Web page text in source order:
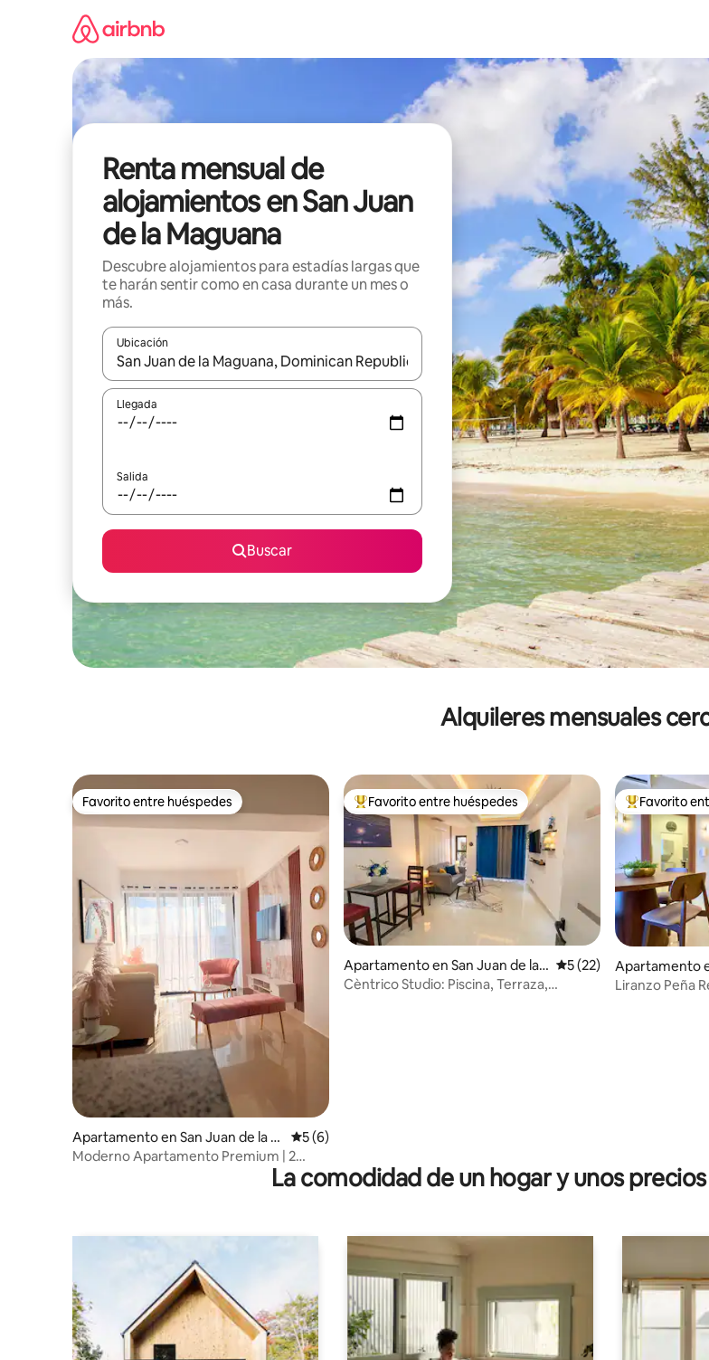
Renta mensual de
alojamientos en San Juan
de la Maguana
Descubre alojamientos para estadías largas que
te harán sentir como en casa durante un mes o
más.
Ubicación
Cuando los resultados estén disponibles, navega con las teclas de flecha hacia arriba y hacia abajo o
Llegada
Salida
Buscar
Alquileres mensuales
Favorito entre huéspedes
Favorito entre huéspedes
Apartamento en San Juan de la M
aguana
Calificación promedio: 5 de 5, 6 reseñas
5 (6)
Moderno Apartamento Premium | 2
Favorito entre huéspedes preferido
Favorito entre huéspedes
Apartamento en San Juan de la
Maguana
Calificación promedio: 5
5 (22)
Cèntrico Studio: Piscina, Terraza,
Favorito
Favorito
Apartamento
Maguana
Liranzo Peña
La comodidad de un hogar y unos